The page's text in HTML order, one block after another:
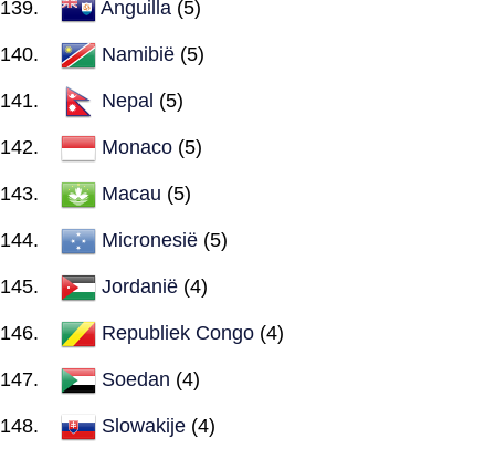
Anguilla (5)
Namibië (5)
Nepal (5)
Monaco (5)
Macau (5)
Micronesië (5)
Jordanië (4)
Republiek Congo (4)
Soedan (4)
Slowakije (4)